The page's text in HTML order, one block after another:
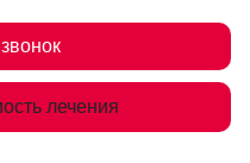
лечения